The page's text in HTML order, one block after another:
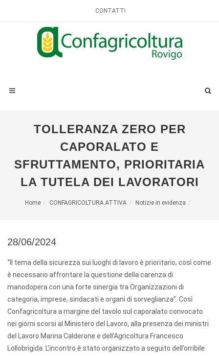
CONTATTI
TOLLERANZA ZERO PER
CAPORALATO E
SFRUTTAMENTO, PRIORITARIA
LA TUTELA DEI LAVORATORI
Home CONFAGRICOLTURA ATTIVA Notizie in evidenza
28/06/2024
“Il tema della sicurezza sui luoghi di lavoro è prioritario, così come
è necessario affrontare la questione della carenza di
manodopera con una forte sinergia tra Organizzazioni di
categoria, imprese, sindacati e organi di sorveglianza”. Così
Confagricoltura a margine del tavolo sul caporalato convocato
nei giorni scorsi al Ministero del Lavoro, alla presenza dei ministri
del Lavoro Marina Calderone e dell'Agricoltura Francesco
Lollobrigida. L’incontro è stato organizzato a seguito dell’orribile